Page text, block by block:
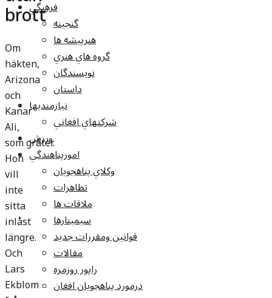
فرهنگي
گنجينه
هنرپيشه ها
گروه هاي هنري
نويسندگان
داستان
نيازمنديها
شرکتهاي افغاني
ورزش
امورپناهندگي
وکلاي پناهجويان
تظاهرات
ملاقات ها
سيمينارها
قوانين ومقررات جديد
مقالات
راپور روزمره
درمورد پناهجويان افغان
brott
Om
häkten,
Arizona
och
Kanar
Ali,
som gråter.
Hon
vill
inte
sitta
inlåst
längre.
Och
Lars
Ekblom